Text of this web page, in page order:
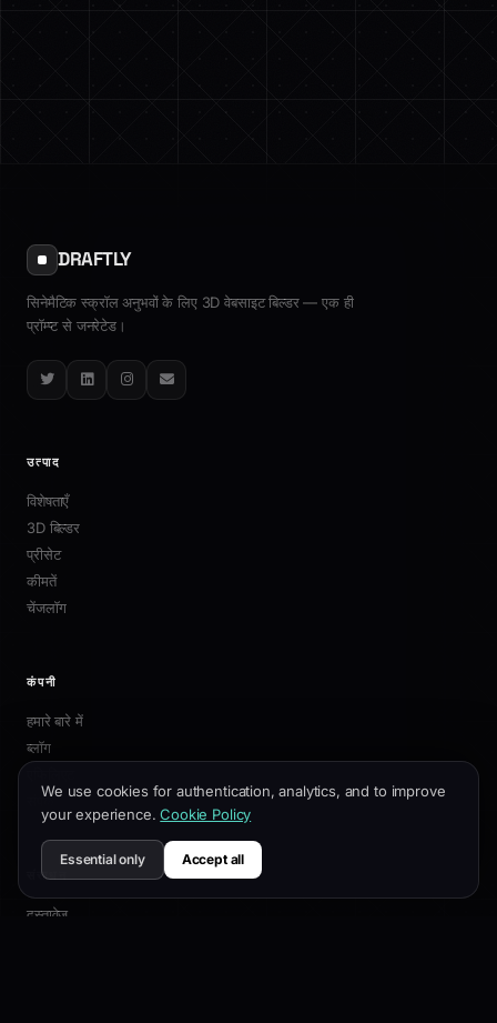
DRAFTLY
सिनेमैटिक स्क्रॉल अनुभवों के लिए 3D वेबसाइट बिल्डर — एक ही
प्रॉम्प्ट से जनरेटेड।
TwitterLinkedInInstagram
Email
उत्पाद
विशेषताएँ
3D बिल्डर
प्रीसेट
कीमतें
चेंजलॉग
कंपनी
हमारे बारे में
ब्लॉग
संपर्क
संसाधन
दस्तावेज़
We use cookies for authentication, analytics, and to improve
your experience. Cookie Policy
Essential only Accept all